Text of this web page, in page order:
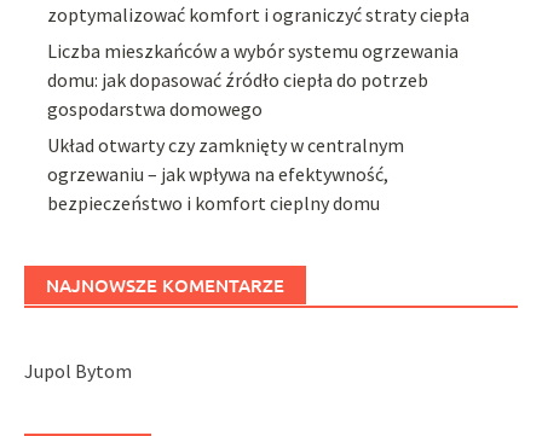
zoptymalizować komfort i ograniczyć straty ciepła
Liczba mieszkańców a wybór systemu ogrzewania
domu: jak dopasować źródło ciepła do potrzeb
gospodarstwa domowego
Układ otwarty czy zamknięty w centralnym
ogrzewaniu – jak wpływa na efektywność,
bezpieczeństwo i komfort cieplny domu
NAJNOWSZE KOMENTARZE
Jupol Bytom